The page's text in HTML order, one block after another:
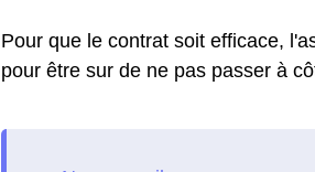
Pour que le contrat soit efficace,
pour être sur de ne pas passer à